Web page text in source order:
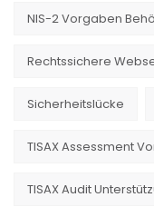
NIS-2 Vorgaben
Rechtssichere
Sicherheitslücke
TISAX Assessment
TISAX Audit